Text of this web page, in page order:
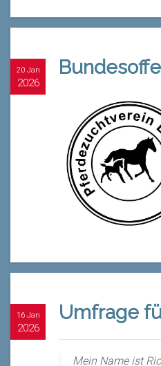
20 Jan
2026
16 Jan
2026
Umfrage
Mein Name ist